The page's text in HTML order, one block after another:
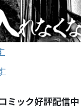
ミック好評配信中